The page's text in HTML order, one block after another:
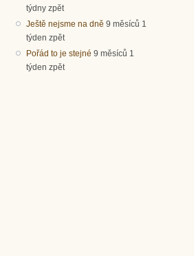
týdny zpět
Ještě nejsme na dně 9 měsíců 1
týden zpět
Pořád to je stejné 9 měsíců 1
týden zpět